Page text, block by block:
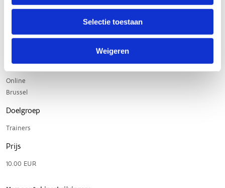
Selectie toestaan
Weigeren